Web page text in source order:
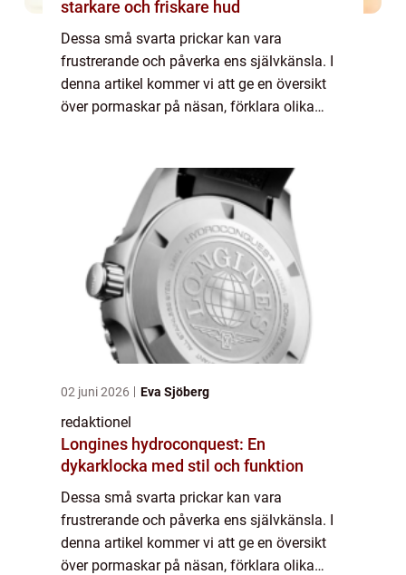
starkare och friskare hud
Dessa små svarta prickar kan vara
frustrerande och påverka ens självkänsla. I
denna artikel kommer vi att ge en översikt
över pormaskar på näsan, förklara olika
02 juni 2026 Eva Sjöberg
redaktionel
Longines hydroconquest: En
dykarklocka med stil och funktion
Dessa små svarta prickar kan vara
frustrerande och påverka ens självkänsla. I
denna artikel kommer vi att ge en översikt
över pormaskar på näsan, förklara olika